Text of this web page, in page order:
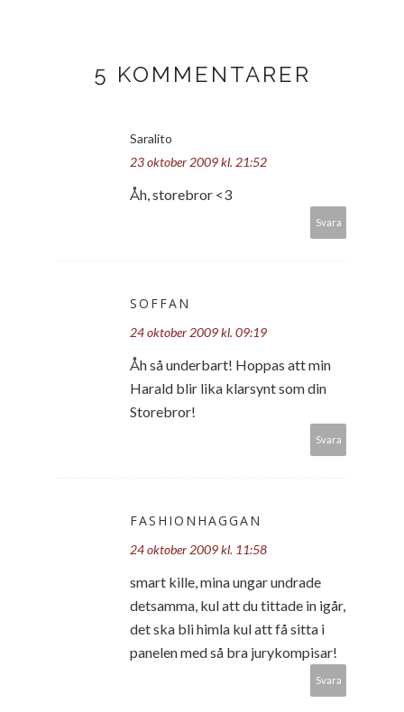
5 KOMMENTARER
Saralito
23 oktober 2009 kl. 21:52
Åh, storebror <3
Svara
SOFFAN
24 oktober 2009 kl. 09:19
Åh så underbart! Hoppas att min
Harald blir lika klarsynt som din
Storebror!
Svara
FASHIONHAGGAN
24 oktober 2009 kl. 11:58
smart kille, mina ungar undrade
detsamma, kul att du tittade in igår,
det ska bli himla kul att få sitta i
panelen med så bra jurykompisar!
Svara